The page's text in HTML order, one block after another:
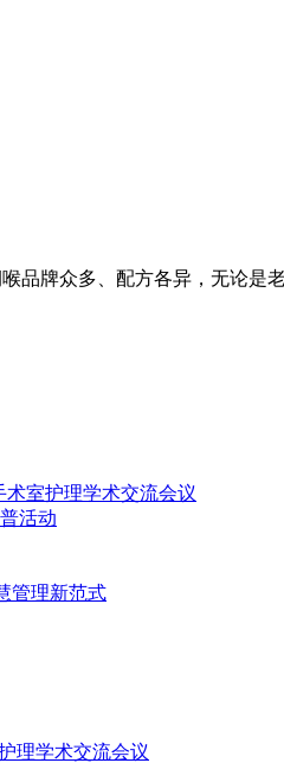
品牌众多、配方各异，无论是
术室护理学术交流会议
活动
管理新范式
理学术交流会议